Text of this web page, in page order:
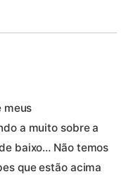
meus
a muito sobre a
baixo… Não temos
que estão acima